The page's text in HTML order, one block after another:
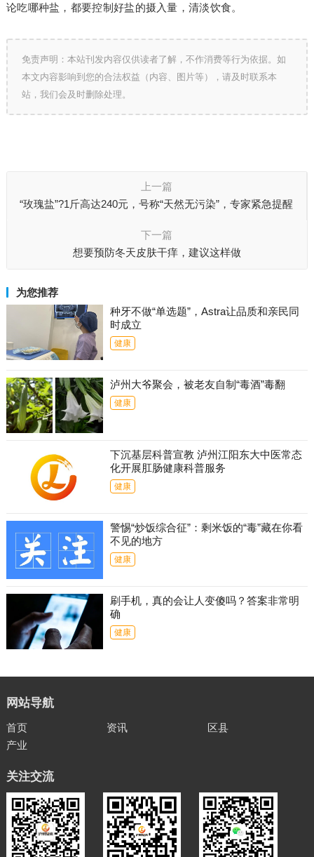
论吃哪种盐，都要控制好盐的摄入量，清淡饮食。
免责声明：本站刊发内容仅供读者了解，不作消费等行为依据。如
本文内容影响到您的合法权益（内容、图片等），请及时联系本
站，我们会及时删除处理。
上一篇
“玫瑰盐”?1斤高达240元，号称“天然无污染”，专家紧急提醒
下一篇
想要预防冬天皮肤干痒，建议这样做
为您推荐
种牙不做“单选题”，Astra让品质和亲民同
时成立
健康
泸州大爷聚会，被老友自制“毒酒”毒翻
健康
下沉基层科普宣教 泸州江阳东大中医常态
化开展肛肠健康科普服务
健康
警惕“炒饭综合征”：剩米饭的“毒”藏在你看
不见的地方
健康
刷手机，真的会让人变傻吗？答案非常明
确
健康
网站导航
首页 资讯
区县
产业
关注交流